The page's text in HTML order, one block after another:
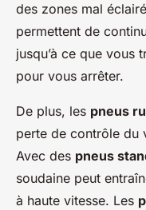
des zones mal
permettent de
jusqu’à ce que vous
pour vous arrêter.
De plus, les pneus
perte de contrôle du
Avec des pneus
soudaine peut
à haute vitesse. Les